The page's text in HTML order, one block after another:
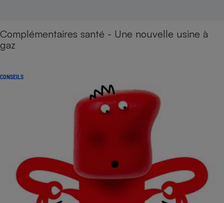
Complémentaires santé - Une nouvelle usine à
gaz
CONSEILS